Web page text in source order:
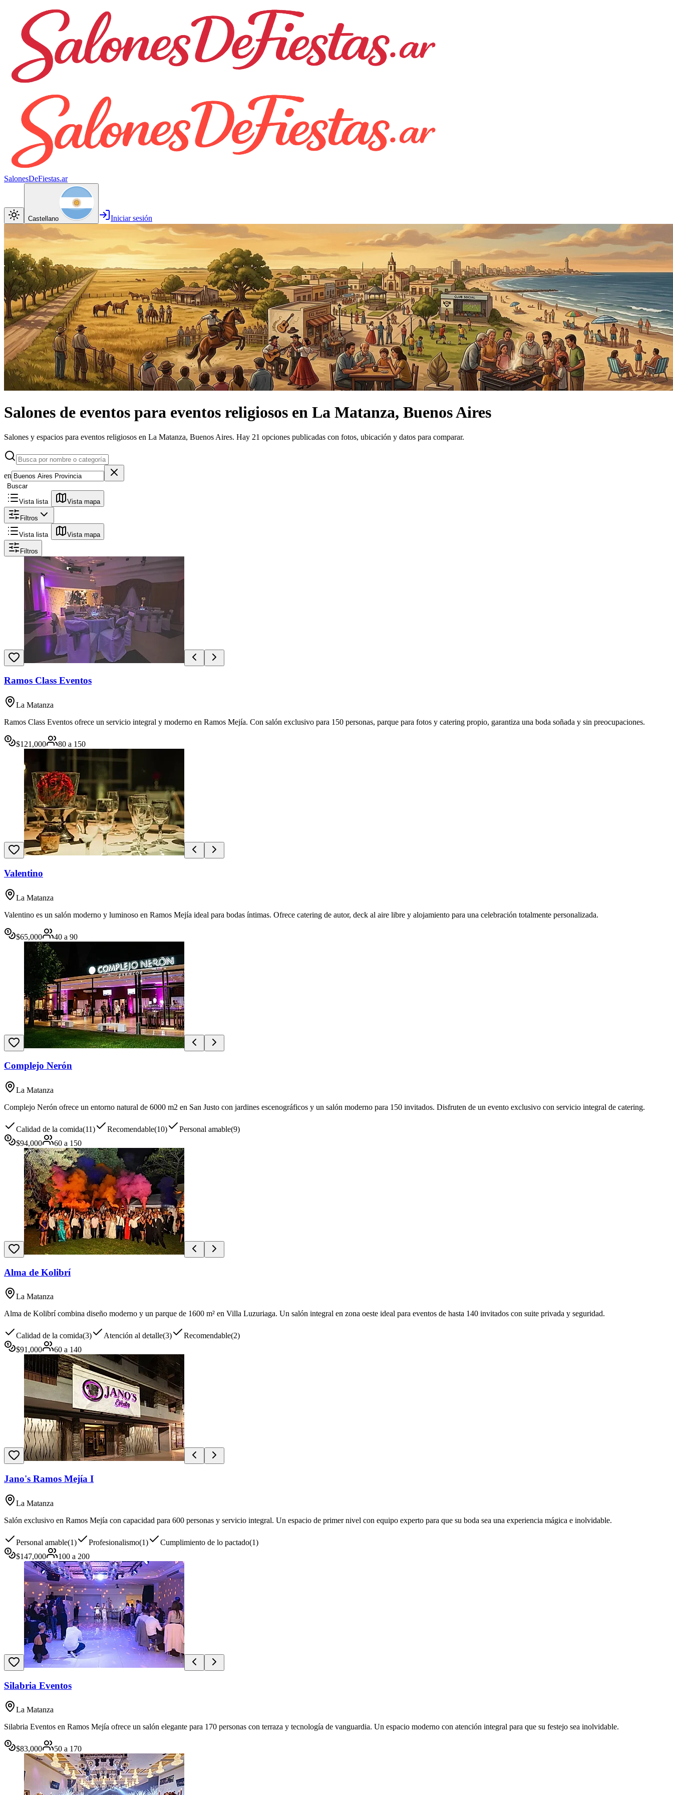
SalonesDeFiestas.ar
Castellano Iniciar sesión
Salones de eventos para eventos religiosos en La Matanza, Buenos Aires
Salones y espacios para eventos religiosos en La Matanza, Buenos Aires. Hay 21 opciones publicadas con fotos, ubicación y datos para comparar.
en
Buscar
Vista lista Vista mapa
Filtros
Vista lista Vista mapa
Filtros
Ramos Class Eventos
La Matanza
Ramos Class Eventos ofrece un servicio integral y moderno en Ramos Mejía. Con salón exclusivo para 150 personas, parque para fotos y catering propio, garantiza una boda soñada y sin preocupaciones.
$121,000 80 a 150
Valentino
La Matanza
Valentino es un salón moderno y luminoso en Ramos Mejía ideal para bodas íntimas. Ofrece catering de autor, deck al aire libre y alojamiento para una celebración totalmente personalizada.
$65,000 40 a 90
Complejo Nerón
La Matanza
Complejo Nerón ofrece un entorno natural de 6000 m2 en San Justo con jardines escenográficos y un salón moderno para 150 invitados. Disfruten de un evento exclusivo con servicio integral de catering.
Calidad de la comida(11) Recomendable(10) Personal amable(9)
$94,000 60 a 150
Alma de Kolibrí
La Matanza
Alma de Kolibrí combina diseño moderno y un parque de 1600 m² en Villa Luzuriaga. Un salón integral en zona oeste ideal para eventos de hasta 140 invitados con suite privada y seguridad.
Calidad de la comida(3) Atención al detalle(3) Recomendable(2)
$91,000 60 a 140
Jano's Ramos Mejía I
La Matanza
Salón exclusivo en Ramos Mejía con capacidad para 600 personas y servicio integral. Un espacio de primer nivel con equipo experto para que su boda sea una experiencia mágica e inolvidable.
Personal amable(1) Profesionalismo(1) Cumplimiento de lo pactado(1)
$147,000 100 a 200
Silabria Eventos
La Matanza
Silabria Eventos en Ramos Mejía ofrece un salón elegante para 170 personas con terraza y tecnología de vanguardia. Un espacio moderno con atención integral para que su festejo sea inolvidable.
$83,000 50 a 170